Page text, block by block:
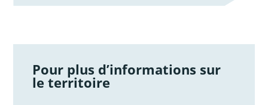
Pour plus d’informations sur
le territoire